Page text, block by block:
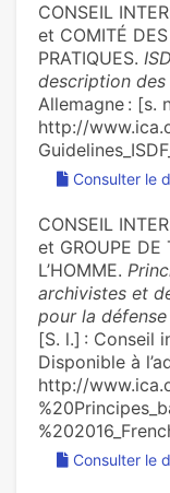
CONSEIL
et COMITÉ
PRATIQUES.
description
Allemagne : [s.
http://
Consulter le
CONSEIL
et GROUPE DE
L’HOMME.
archivistes et
pour la
[S. l.] : Conseil
Disponible à
http://
Consulter le